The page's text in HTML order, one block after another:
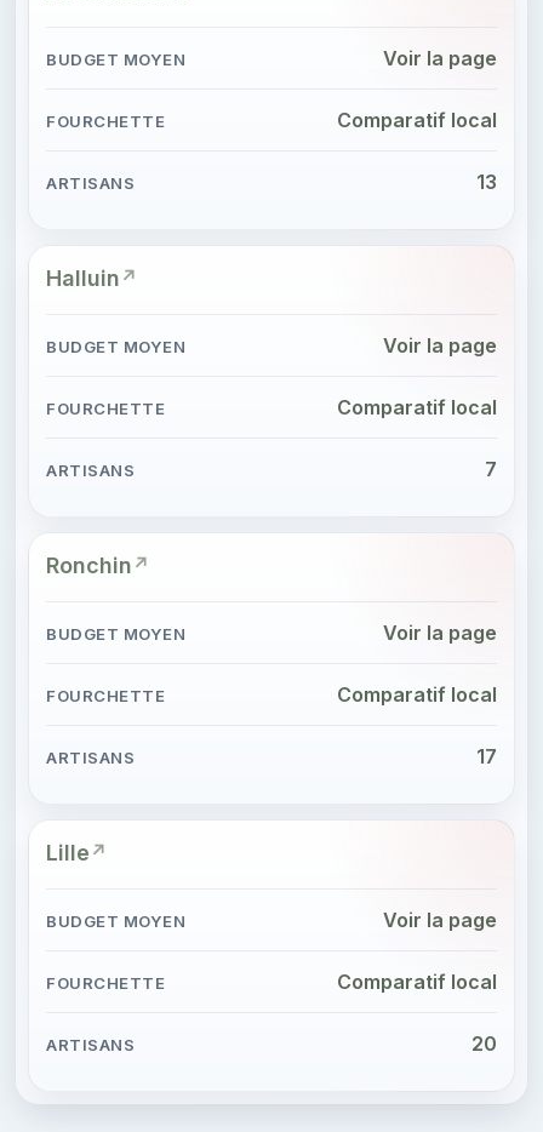
Voir la page
Comparatif local
13
Halluin
Voir la page
Comparatif local
7
Ronchin
Voir la page
Comparatif local
17
Lille
Voir la page
Comparatif local
20